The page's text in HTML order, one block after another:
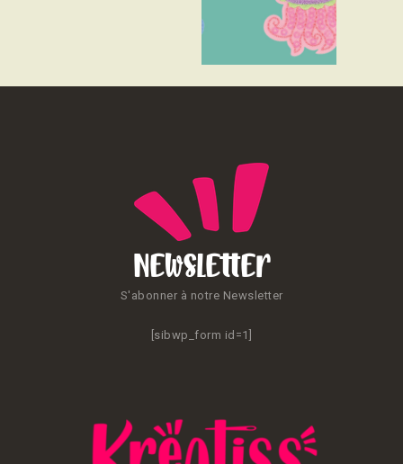
Newsletter
S'abonner à notre Newsletter
[sibwp_form id=1]